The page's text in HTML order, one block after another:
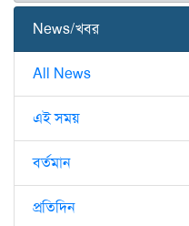
News/খবর
All News
এই সময়
বর্তমান
প্রতিদিন